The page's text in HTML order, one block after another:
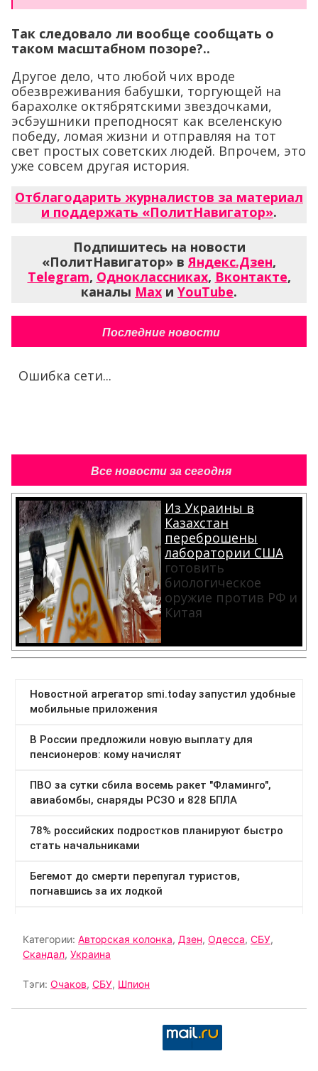
Так следовало ли вообще сообщать о
таком масштабном позоре?..
Другое дело, что любой чих вроде
обезвреживания бабушки, торгующей на
барахолке октябрятскими звездочками,
эсбэушники преподносят как вселенскую
победу, ломая жизни и отправляя на тот
свет простых советских людей. Впрочем, это
уже совсем другая история.
Отблагодарить журналистов за материал
и поддержать «ПолитНавигатор».
Подпишитесь на новости
«ПолитНавигатор» вЯндекс.Дзен,
Telegram, Одноклассниках, Вконтакте,
каналы Max и YouTube.
Последние новости
Ошибка сети...
Все новости за сегодня
Из Украины в
Казахстан
переброшены
лаборатории США
готовить
биологическое
оружие против РФ и
Китая
Категории: Авторская колонка, Дзен, Одесса, СБУ,
Скандал, Украина
Тэги: Очаков, СБУ, Шпион